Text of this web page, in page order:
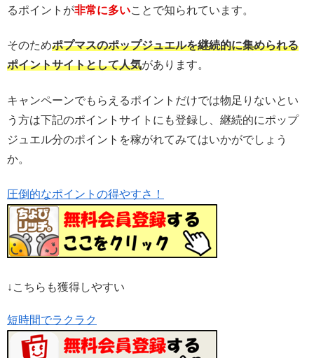
るポイントが非常に多いことで知られています。
そのためポプマスのポップジュエルを継続的に集められる
ポイントサイトとして人気があります。
キャンペーンでもらえるポイントだけでは物足りないとい
う方は下記のポイントサイトにも登録し、継続的にポップ
ジュエル分のポイントを稼がれてみてはいかがでしょう
か。
圧倒的なポイントの得やすさ！
↓こちらも獲得しやすい
短時間でラクラク